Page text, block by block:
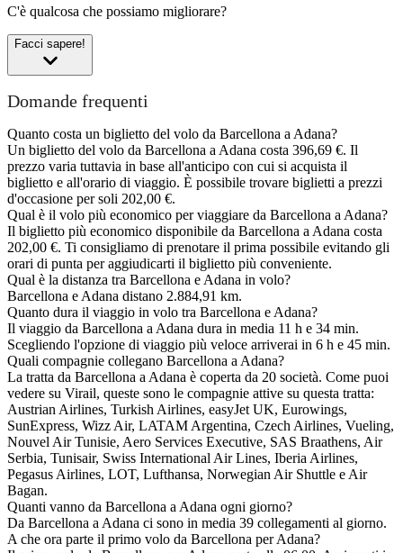
C'è qualcosa che possiamo migliorare?
Facci sapere!
Domande frequenti
Quanto costa un biglietto del volo da Barcellona a Adana?
Un biglietto del volo da Barcellona a Adana costa 396,69 €. Il
prezzo varia tuttavia in base all'anticipo con cui si acquista il
biglietto e all'orario di viaggio. È possibile trovare biglietti a prezzi
d'occasione per soli 202,00 €.
Qual è il volo più economico per viaggiare da Barcellona a Adana?
Il biglietto più economico disponibile da Barcellona a Adana costa
202,00 €. Ti consigliamo di prenotare il prima possibile evitando gli
orari di punta per aggiudicarti il biglietto più conveniente.
Qual è la distanza tra Barcellona e Adana in volo?
Barcellona e Adana distano 2.884,91 km.
Quanto dura il viaggio in volo tra Barcellona e Adana?
Il viaggio da Barcellona a Adana dura in media 11 h e 34 min.
Scegliendo l'opzione di viaggio più veloce arriverai in 6 h e 45 min.
Quali compagnie collegano Barcellona a Adana?
La tratta da Barcellona a Adana è coperta da 20 società. Come puoi
vedere su Virail, queste sono le compagnie attive su questa tratta:
Austrian Airlines, Turkish Airlines, easyJet UK, Eurowings,
SunExpress, Wizz Air, LATAM Argentina, Czech Airlines, Vueling,
Nouvel Air Tunisie, Aero Services Executive, SAS Braathens, Air
Serbia, Tunisair, Swiss International Air Lines, Iberia Airlines,
Pegasus Airlines, LOT, Lufthansa, Norwegian Air Shuttle e Air
Bagan.
Quanti vanno da Barcellona a Adana ogni giorno?
Da Barcellona a Adana ci sono in media 39 collegamenti al giorno.
A che ora parte il primo volo da Barcellona per Adana?